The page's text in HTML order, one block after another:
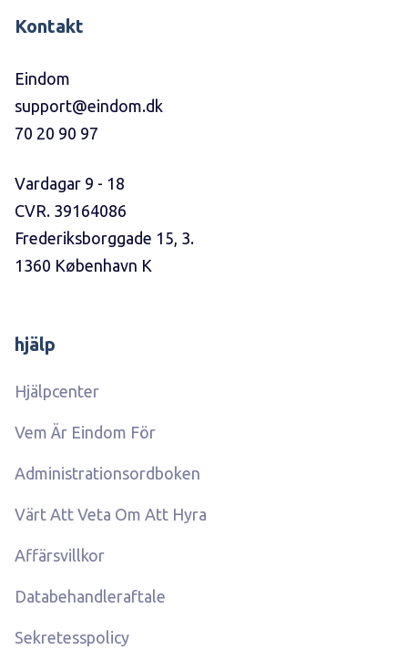
Kontakt
Eindom
support@eindom.dk
70 20 90 97
Vardagar 9 - 18
CVR. 39164086
Frederiksborggade 15, 3.
1360 København K
hjälp
Hjälpcenter
Vem Är Eindom För
Administrationsordboken
Värt Att Veta Om Att Hyra
Affärsvillkor
Databehandleraftale
Sekretesspolicy